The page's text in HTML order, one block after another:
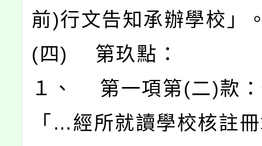
前)行文告知承辦學校」
(四) 第玖點：
１、 第一項第(二)款
「…經所就讀學校核註